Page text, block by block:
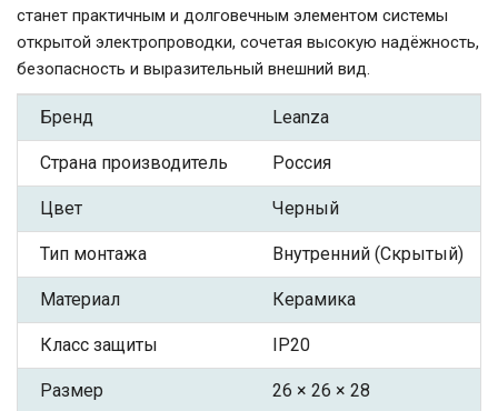
станет практичным и долговечным элементом системы
открытой электропроводки, сочетая высокую надёжность,
безопасность и выразительный внешний вид.
Бренд Leanza
Страна производитель Россия
Цвет Черный
Тип монтажа Внутренний (Скрытый)
Материал Керамика
Класс защиты IP20
Размер 26 × 26 × 28